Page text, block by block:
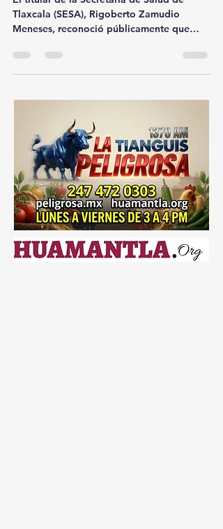
FARMACIAS OPERAN A
MITAD DE SU CAPACIDAD
EN TLAXCALA ⚠️🏥📉
El titular de la Secretaría de Salud de
existe un importante desabasto de
medicamentos en las unidades médicas
del modelo IMSS-Bienestar, situación que
afecta principalmente a centros
comunitarios y clínicas de primer nivel en
la entidad. 🚑📄💊 De acuerdo con el
funcionario estatal, actualmente el nivel de
abastecimiento en centros de salud apenas
alcanza el 54 por ciento, mientras que en
hospitales llega